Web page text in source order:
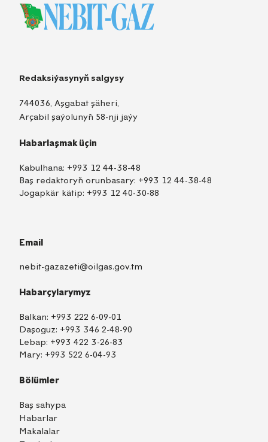
Redaksiýasynyň salgysy
744036, Aşgabat şäheri,
Arçabil şaýolunyň 58-nji jaýy
Habarlaşmak üçin
Kabulhana: +993 12 44-38-48
Baş redaktoryň orunbasary: +993 12 44-38-48
Jogapkär kätip: +993 12 40-30-88
Email
nebit-gazazeti@oilgas.gov.tm
Habarçylarymyz
Balkan: +993 222 6-09-01
Daşoguz: +993 346 2-48-90
Lebap: +993 422 3-26-83
Mary: +993 522 6-04-93
Bölümler
Baş sahypa
Habarlar
Makalalar